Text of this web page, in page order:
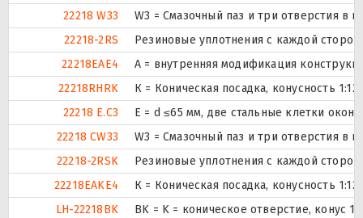
22218 W33
W3 = Смазочный паз и три отверстия в
22218-2RS
Резиновые уплотнения с каждой
22218EAE4
A = внутренняя модификация
22218RHRK
К = Коническая посадка, конусность 1:12.
22218 E.C3
E = d ≤65 мм, две стальные клетки
22218 CW33
W3 = Смазочный паз и три отверстия в
22218-2RSK
Резиновые уплотнения с каждой
22218EAKE4
К = Коническая посадка, конусность 1:12.
LH-22218BK
BK = K = коническое отверстие, конус